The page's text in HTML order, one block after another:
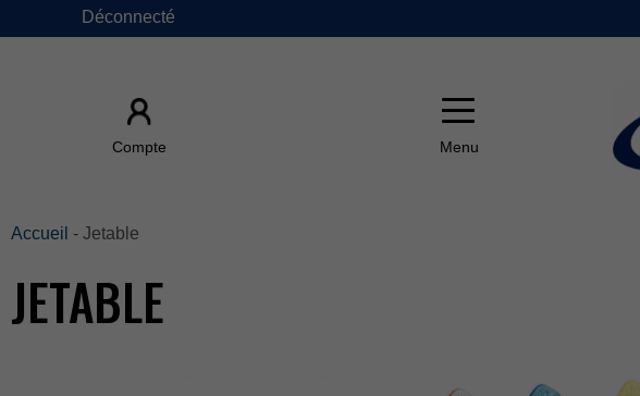
Déconnecté
Compte
Accueil -Jetable
JETABLE